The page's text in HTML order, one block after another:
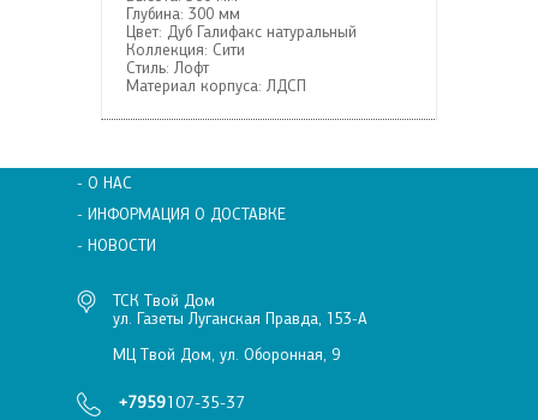
Глубина: 300 мм
Цвет: Дуб Галифакс натуральный
Коллекция: Сити
Стиль: Лофт
Материал корпуса: ЛДСП
- О НАС
- ИНФОРМАЦИЯ О ДОСТАВКЕ
- НОВОСТИ
ТСК Твой Дом
ул. Газеты Луганская Правда, 153-А
МЦ Твой Дом, ул. Оборонная, 9
+7959107-35-37